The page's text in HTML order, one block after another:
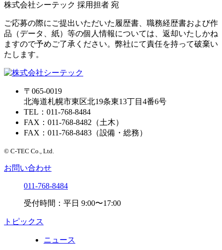
株式会社シーテック 採用担者 宛
ご応募の際にご提出いただいた履歴書、職務経歴書および作
品（データ、紙）等の個人情報については、返却いたしかね
ますので予めご了承ください。弊社にて責任を持って破棄い
たします。
〒065-0019
北海道札幌市東区北19条東13丁目4番6号
TEL：011-768-8484
FAX：011-768-8482（土木）
FAX：011-768-8483（設備・総務）
© C-TEC Co., Ltd.
お問い合わせ
011-768-8484
受付時間：平日 9:00〜17:00
トピックス
ニュース